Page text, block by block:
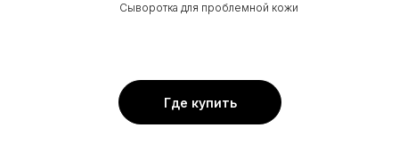
Сыворотка для проблемной кожи
Где купить